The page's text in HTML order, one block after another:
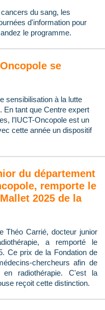
du sang, les
d'information pour
le programme.
se
sensibilisation à la lutte
En tant que Centre expert
l’IUCT-Oncopole est un
cette année un dispositif
du département
remporte le
2025 de la
Théo Carrié, docteur junior
a remporté le
Ce prix de la Fondation de
chercheurs afin de
radiothérapie. C'est la
reçoit cette distinction.